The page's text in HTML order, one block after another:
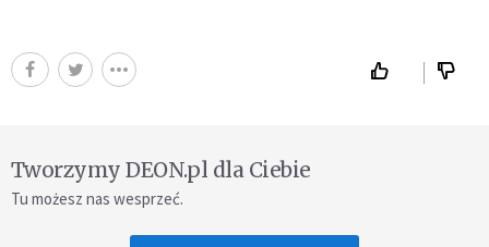
Tworzymy DEON.pl dla Ciebie
Tu możesz nas wesprzeć.